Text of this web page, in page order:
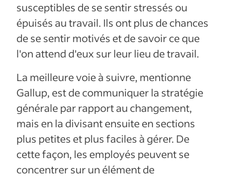
susceptibles de se sentir stressés ou
épuisés au travail. Ils ont plus de chances
de se sentir motivés et de savoir ce que
l'on attend d'eux sur leur lieu de travail.
La meilleure voie à suivre, mentionne
Gallup, est de communiquer la stratégie
générale par rapport au changement,
mais en la divisant ensuite en sections
plus petites et plus faciles à gérer. De
cette façon, les employés peuvent se
concentrer sur un élément de